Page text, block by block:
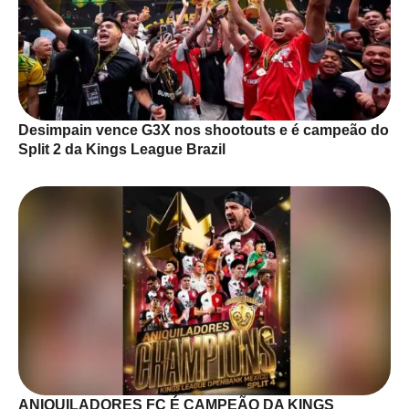
Desimpain vence G3X nos shootouts e é campeão do
Split 2 da Kings League Brazil
ANIQUILADORES FC É CAMPEÃO DA KINGS